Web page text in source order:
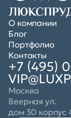
+7 (495)
Москва
Веерная ул.
дом 30 корпус
О компании
Блог
Портфолио
Контакты